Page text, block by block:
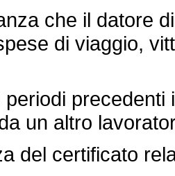
che il datore
di viaggio,
precedenti
un altro
certificato